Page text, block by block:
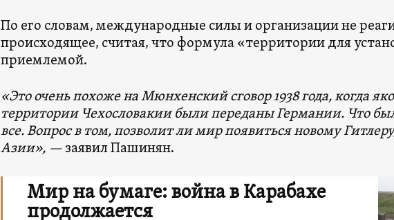
По его словам, международные силы и организации не
происходящее, считая, что формула «территории для
приемлемой.
«Это очень похоже на Мюнхенский сговор 1938 года, когда
территории Чехословакии были переданы Германии. Что
все. Вопрос в том, позволит ли мир появиться новому
Азии», —заявил Пашинян.
Мир на бумаге: война в Карабахе
продолжается